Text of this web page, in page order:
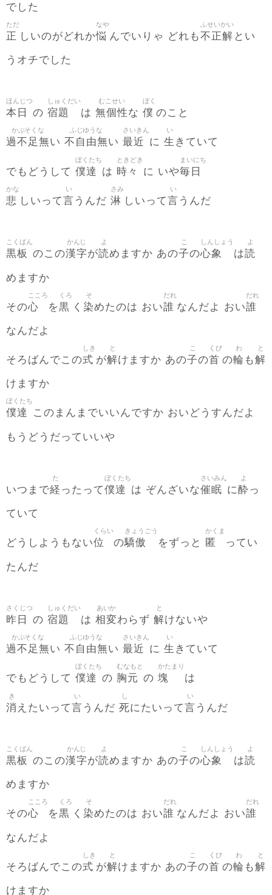
でした
正
ただ
しいのがどれか悩
なや
んでいりゃ どれも不正解
ふせいかい
とい
うオチでした
本日
ほんじつ
の 宿題
しゅくだい
は 無個性
むこせい
な 僕
ぼく
のこと
過不足無
かぶそくな
い 不自由無
ふじゆうな
い 最近
さいきん
に 生
い
きていて
でもどうして 僕達
ぼくたち
は 時々
ときどき
に いや毎日
まいにち
悲
かな
しいって言
い
うんだ 淋
さみ
しいって言
い
うんだ
黒板
こくばん
のこの漢字
かんじ
が読
よ
めますか あの子
こ
の心象
しんしょう
は読
よ
めますか
その心
こころ
を黒
くろ
く 染
そ
めたのは おい誰
だれ
なんだよ おい誰
だれ
なんだよ
そろばんでこの式
しき
が解
と
けますか あの子
こ
の首
くび
の輪
わ
も解
と
けますか
僕達
ぼくたち
このまんまでいいんですか おいどうすんだよ
もうどうだっていいや
いつまで経
た
ったって僕達
ぼくたち
は ぞんざいな催眠
さいみん
に酔
よ
っ
ていて
どうしようもない位
くらい
の驕傲
きょうごう
をずっと 匿
かくま
ってい
たんだ
昨日
さくじつ
の 宿題
しゅくだい
は 相変
あいか
わらず 解
と
けないや
過不足無
かぶそくな
い 不自由無
ふじゆうな
い 最近
さいきん
に 生
い
きていて
でもどうして 僕達
ぼくたち
の 胸元
むなもと
の 塊
かたまり
は
消
き
えたいって言
い
うんだ 死
し
にたいって言
い
うんだ
黒板
こくばん
のこの漢字
かんじ
が読
よ
めますか あの子
こ
の心象
しんしょう
は読
よ
めますか
その心
こころ
を黒
くろ
く 染
そ
めたのは おい誰
だれ
なんだよ おい誰
だれ
なんだよ
そろばんでこの式
しき
が解
と
けますか あの子
こ
の首
くび
の輪
わ
も解
と
けますか